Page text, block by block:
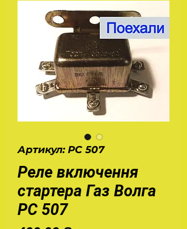
Артикул: РС 507
Реле включення
стартера Газ Волга
РС 507